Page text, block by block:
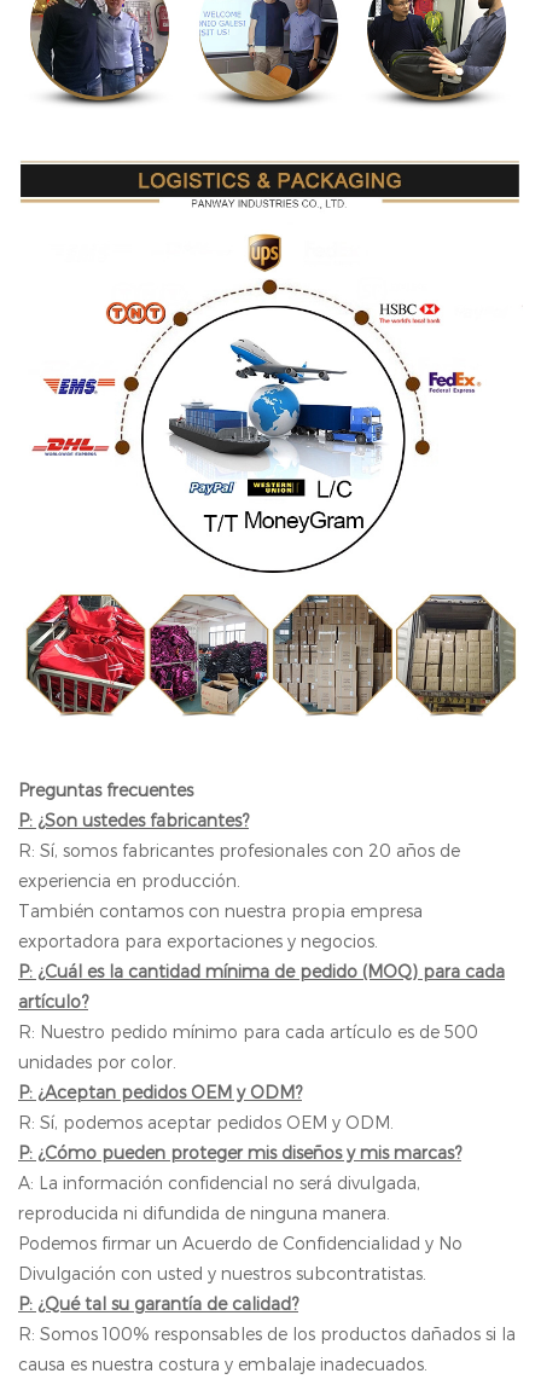
Preguntas frecuentes
P: ¿Son ustedes fabricantes?
R: Sí, somos fabricantes profesionales con 20 años de
experiencia en producción.
También contamos con nuestra propia empresa
exportadora para exportaciones y negocios.
P: ¿Cuál es la cantidad mínima de pedido (MOQ) para cada
artículo?
R: Nuestro pedido mínimo para cada artículo es de 500
unidades por color.
P: ¿Aceptan pedidos OEM y ODM?
R: Sí, podemos aceptar pedidos OEM y ODM.
P: ¿Cómo pueden proteger mis diseños y mis marcas?
A: La información confidencial no será divulgada,
reproducida ni difundida de ninguna manera.
Podemos firmar un Acuerdo de Confidencialidad y No
Divulgación con usted y nuestros subcontratistas.
P: ¿Qué tal su garantía de calidad?
R: Somos 100% responsables de los productos dañados si la
causa es nuestra costura y embalaje inadecuados.